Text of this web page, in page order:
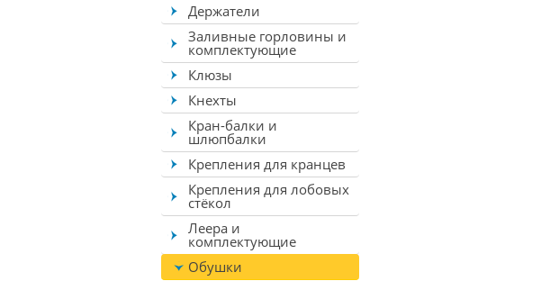
Держатели
Заливные горловины и
комплектующие
Клюзы
Кнехты
Кран-балки и
шлюпбалки
Крепления для кранцев
Крепления для лобовых
стёкол
Леера и
комплектующие
Обушки